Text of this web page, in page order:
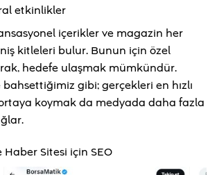
etkinlikler
içerikler ve magazin her
kitleleri bulur. Bunun için özel
hedefe ulaşmak mümkündür.
gibi; gerçekleri en hızlı
koymak da medyada daha fazla
Haber Sitesi için SEO